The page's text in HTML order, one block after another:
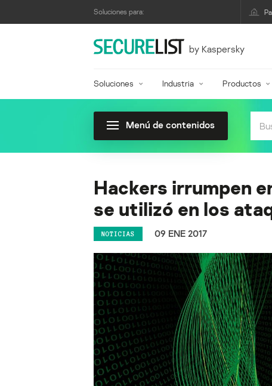
Soluciones para:
by Kaspersky
Soluciones Industria Productos
Menú de contenidos
Hackers irrumpen
se utilizó en los
NOTICIAS 09 ENE 2017